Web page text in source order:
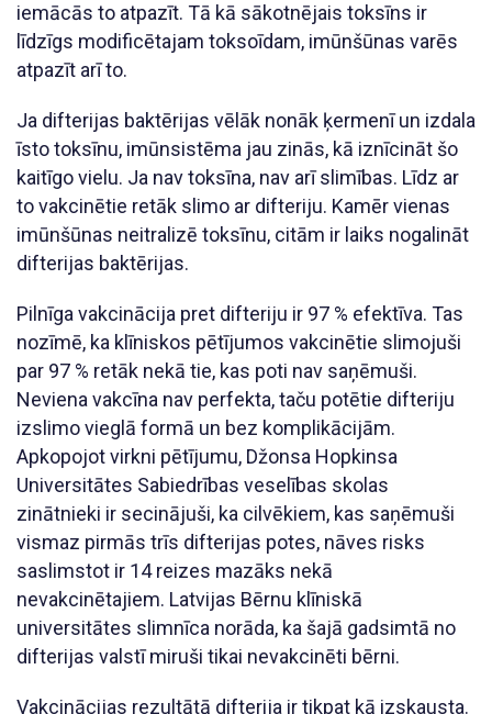
iemācās to atpazīt. Tā kā sākotnējais toksīns ir
līdzīgs modificētajam toksoīdam, imūnšūnas varēs
atpazīt arī to.
Ja difterijas baktērijas vēlāk nonāk ķermenī un izdala
īsto toksīnu, imūnsistēma jau zinās, kā iznīcināt šo
kaitīgo vielu. Ja nav toksīna, nav arī slimības. Līdz ar
to vakcinētie retāk slimo ar difteriju. Kamēr vienas
imūnšūnas neitralizē toksīnu, citām ir laiks nogalināt
difterijas baktērijas.
Pilnīga vakcinācija pret difteriju ir 97 % efektīva. Tas
nozīmē, ka klīniskos pētījumos vakcinētie slimojuši
par 97 % retāk nekā tie, kas poti nav saņēmuši.
Neviena vakcīna nav perfekta, taču potētie difteriju
izslimo vieglā formā un bez komplikācijām.
Apkopojot virkni pētījumu, Džonsa Hopkinsa
Universitātes Sabiedrības veselības skolas
zinātnieki ir secinājuši, ka cilvēkiem, kas saņēmuši
vismaz pirmās trīs difterijas potes, nāves risks
saslimstot ir 14 reizes mazāks nekā
nevakcinētajiem. Latvijas Bērnu klīniskā
universitātes slimnīca norāda, ka šajā gadsimtā no
difterijas valstī miruši tikai nevakcinēti bērni.
Vakcinācijas rezultātā difterija ir tikpat kā izskausta.